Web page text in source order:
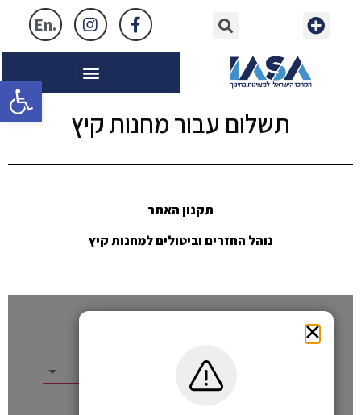
.En
תשלום עבור מחנות קיץ
תקנון האתר
נוהל החזרים וביטולים למחנות קיץ